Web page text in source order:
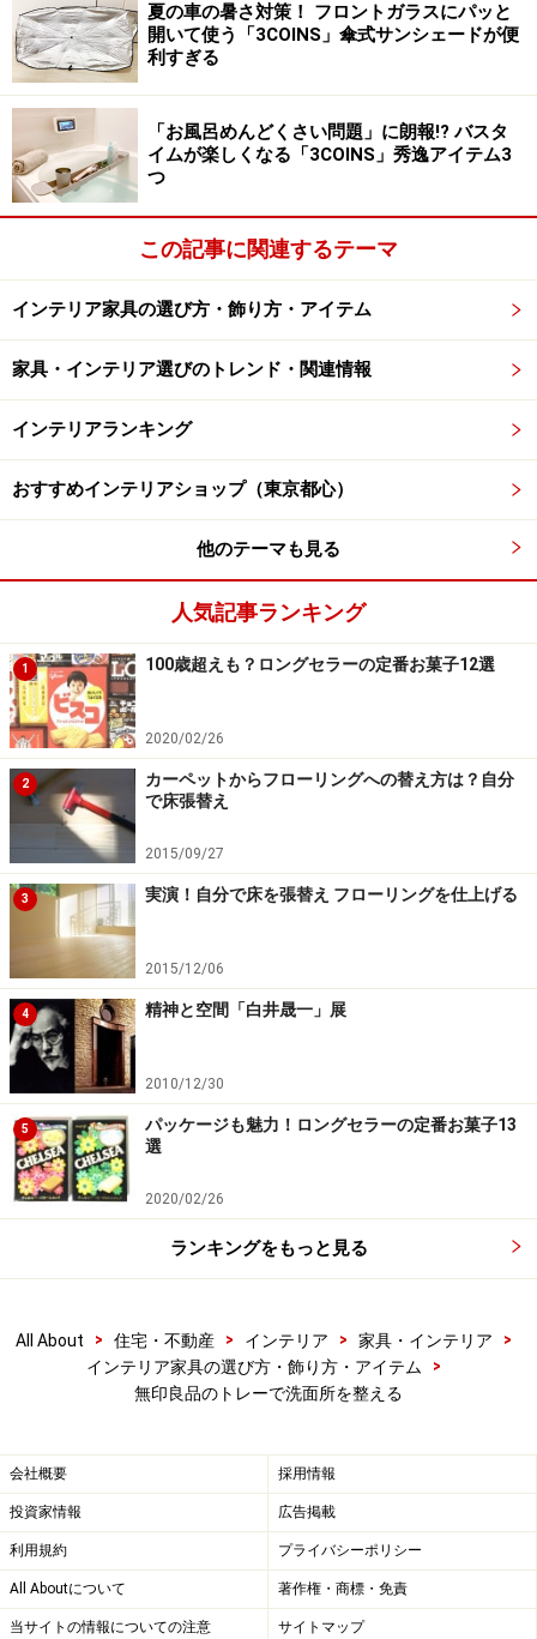
32×24cmと、白磁角皿 約22.4×12.2×高さ2.5cmを組み合
わせると、バランスよく区切れます。この組み合わせな
ら、真ん中あたりにお皿を一枚置くことで、トレー面が
自然と3分割されるのです。
ヘアスプレーなどのアイテムが多い人は皿を若干前側に
置き、小物が多い場合は皿をやや後ろ寄りに置いて、ゾ
ーンのボリュームを調整します。もちろん、どちらかに
寄せきって2分割にしても構いません。
3分割の場合、水に濡れる歯磨きグッズはお皿の上を定
位置として、手前を小物スペースに、背の高い基礎化粧
ておけば、使った際に戻しやすく、片付いた状態が保て
トレーの上に何を出しておきたいのか、どう置けば使い
やすいかは、人によって、また、洗面所の間取りによっ
ても異なります。自分や家族のベストのセッティングを
模索して、スッキリ使いやすく美しい洗面スペースを作
ってみてください。
商品取り扱い●無印良品
【関連記事】
自宅でカフェ気分を味わうためのコーヒーグッズ
シルバートレーでエレガントなお茶時間＆プチコーデ術
インテリアスタイリストお薦めの100均・300均グッズ
※記事内容は執筆時点のものです。最新の内容をご確認くださ
い。
【編集部おすすめの購入サイト】
Amazonで人気のインテリアをチェック！
楽天市場で人気のインテリアをチェック！
夏の車の暑さ対策！ フロントガラスにパッと
開いて使う「3COINS」傘式サンシェードが便
利すぎる
「お風呂めんどくさい問題」に朗報!? バスタ
イムが楽しくなる「3COINS」秀逸アイテム3
つ
この記事に関連するテーマ
インテリア家具の選び方・飾り方・アイテム
家具・インテリア選びのトレンド・関連情報
インテリアランキング
おすすめインテリアショップ（東京都心）
他のテーマも見る
人気記事ランキング
1 100歳超えも？ロングセラーの定番お菓子12選
2020/02/26
2
カーペットからフローリングへの替え方は？自分
で床張替え
2015/09/27
3 実演！自分で床を張替え フローリングを仕上げる
2015/12/06
4 精神と空間「白井晟一」展
2010/12/30
5
パッケージも魅力！ロングセラーの定番お菓子13
選
2020/02/26
ランキングをもっと見る
All About > 住宅・不動産 > インテリア > 家具・インテリア
>
インテリア家具の選び方・飾り方・アイテム
>
無印良品のトレーで洗面所を整える
会社概要 採用情報
投資家情報 広告掲載
利用規約 プライバシーポリシー
All Aboutについて 著作権・商標・免責
当サイトの情報についての注意 サイトマップ